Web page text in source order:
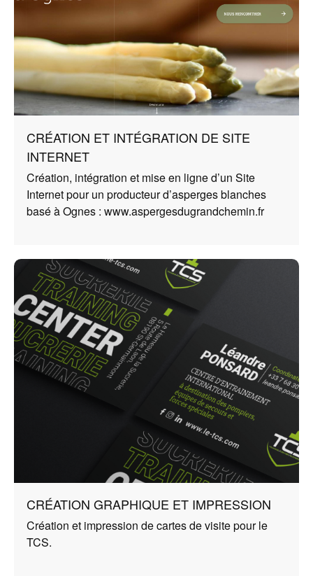
CRÉATION ET INTÉGRATION DE SITE
INTERNET
Création, intégration et mise en ligne d’un Site
Internet pour un producteur d’asperges blanches
basé à Ognes : www.aspergesdugrandchemin.fr
CRÉATION GRAPHIQUE ET IMPRESSION
Création et impression de cartes de visite pour le
TCS.